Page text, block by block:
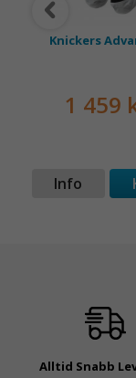
Knickers
1 459
Info
Alltid Snabb